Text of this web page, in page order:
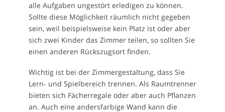
alle Aufgaben ungestört erledigen zu können.
Sollte diese Möglichkeit räumlich nicht gegeben
sein, weil beispielsweise kein Platz ist oder aber
sich zwei Kinder das Zimmer teilen, so sollten Sie
einen anderen Rückszugsort finden.
Wichtig ist bei der Zimmergestaltung, dass Sie
Lern- und Spielbereich trennen. Als Raumtrenner
bieten sich Fächerregale oder aber auch Pflanzen
an. Auch eine andersfarbige Wand kann die